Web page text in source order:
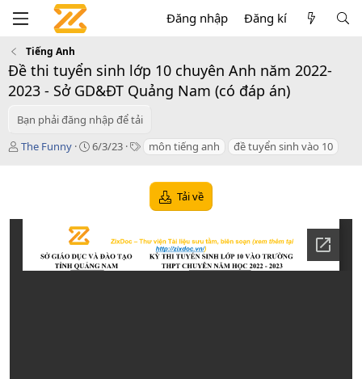
Đăng nhập Đăng kí
Tiếng Anh
Đề thi tuyển sinh lớp 10 chuyên Anh năm 2022-
2023 - Sở GD&ĐT Quảng Nam (có đáp án)
Bạn phải đăng nhập để tải
T
ả
The Funny
C
d
6/3/23
T môn tiếng anh đề tuyển sinh vào 10
Tải về